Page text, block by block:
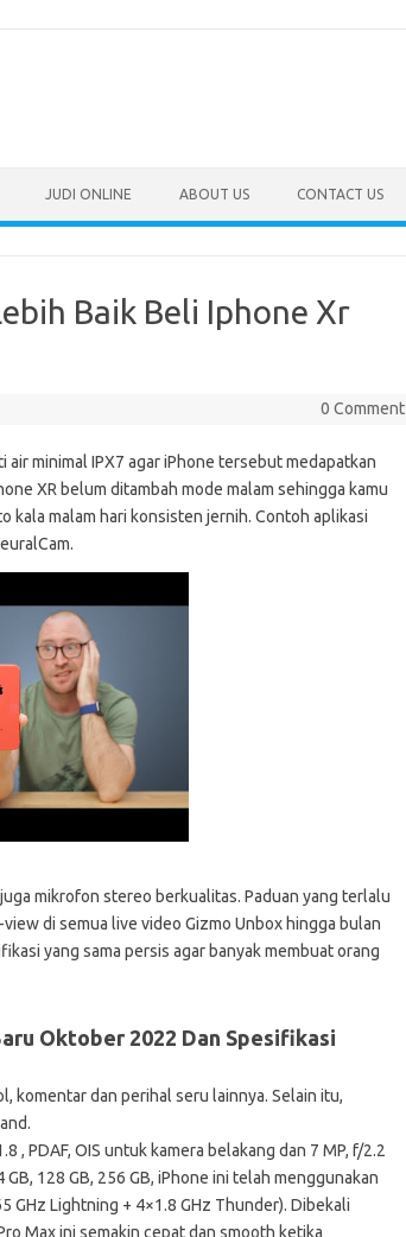
JUDI ONLINE ABOUT US CONTACT US
Baik Beli Iphone Xr
0 Comment
minimal IPX7 agar iPhone tersebut medapatkan
XR belum ditambah mode malam sehingga kamu
kala malam hari konsisten jernih. Contoh aplikasi
mikrofon stereo berkualitas. Paduan yang terlalu
di semua live video Gizmo Unbox hingga bulan
yang sama persis agar banyak membuat orang
Oktober 2022 Dan Spesifikasi
komentar dan perihal seru lainnya. Selain itu,
, PDAF, OIS untuk kamera belakang dan 7 MP, f/2.2
128 GB, 256 GB, iPhone ini telah menggunakan
GHz Lightning + 4×1.8 GHz Thunder). Dibekali
Max ini semakin cepat dan smooth ketika